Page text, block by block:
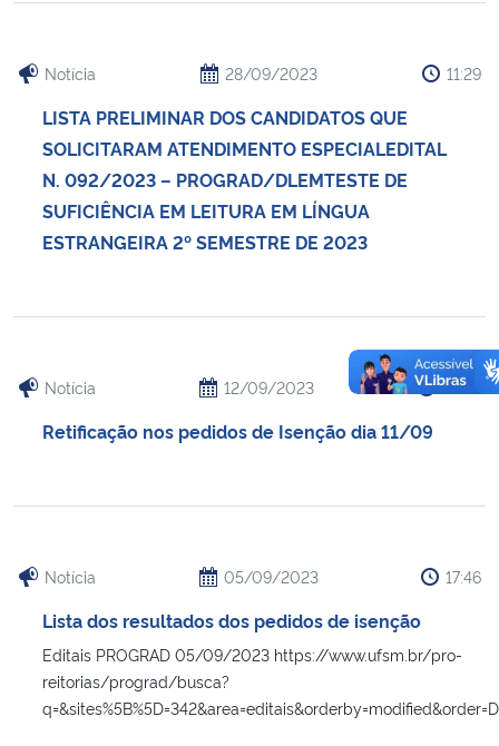
Notícia 28/09/2023 11:29
LISTA PRELIMINAR DOS CANDIDATOS QUE
SOLICITARAM ATENDIMENTO ESPECIALEDITAL
N. 092/2023 – PROGRAD/DLEMTESTE DE
SUFICIÊNCIA EM LEITURA EM LÍNGUA
ESTRANGEIRA 2º SEMESTRE DE 2023
Notícia 12/09/2023 22:22
Retificação nos pedidos de Isenção dia 11/09
Notícia 05/09/2023 17:46
Lista dos resultados dos pedidos de isenção
Editais PROGRAD 05/09/2023 https://www.ufsm.br/pro-
reitorias/prograd/busca?